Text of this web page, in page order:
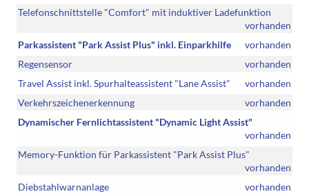
Telefonschnittstelle "Comfort" mit induktiver Ladefunktion
vorhanden
Parkassistent "Park Assist Plus" inkl. Einparkhilfe
vorhanden
Regensensor
vorhanden
Travel Assist inkl. Spurhalteassistent "Lane Assist"
vorhanden
Verkehrszeichenerkennung
vorhanden
Dynamischer Fernlichtassistent "Dynamic Light Assist"
vorhanden
Memory-Funktion für Parkassistent "Park Assist Plus"
vorhanden
Diebstahlwarnanlage
vorhanden